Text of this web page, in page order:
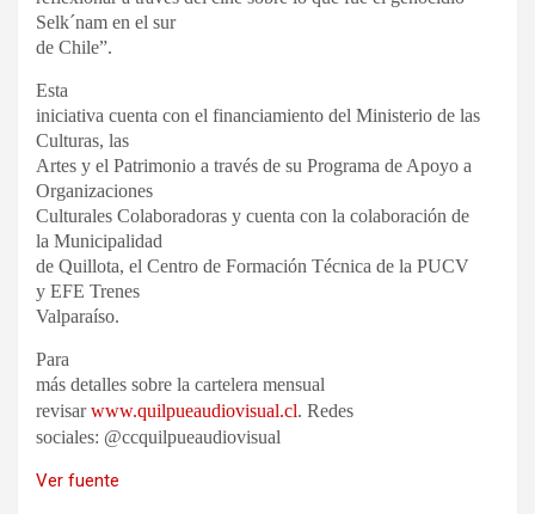
Selk´nam en el sur
de Chile”.
Esta
iniciativa cuenta con el financiamiento del Ministerio de las
Culturas, las
Artes y el Patrimonio a través de su Programa de Apoyo a
Organizaciones
Culturales Colaboradoras y cuenta con la colaboración de
la Municipalidad
de Quillota, el Centro de Formación Técnica de la PUCV
y EFE Trenes
Valparaíso.
Para
más detalles sobre la cartelera mensual
revisarwww.quilpueaudiovisual.cl. Redes
sociales: @ccquilpueaudiovisual
Ver fuente